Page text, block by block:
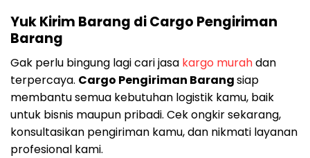
Yuk Kirim Barang di Cargo Pengiriman
Barang
Gak perlu bingung lagi cari jasa kargo murahdan
terpercaya. Cargo Pengiriman Barangsiap
membantu semua kebutuhan logistik kamu, baik
untuk bisnis maupun pribadi. Cek ongkir sekarang,
konsultasikan pengiriman kamu, dan nikmati layanan
profesional kami.